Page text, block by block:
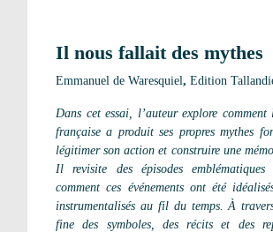
Il nous fallait des mythes
Emmanuel de Waresquiel, Edition
Dans cet essai, l’auteur explore
française a produit ses propres mythes
légitimer son action et construire une
Il revisite des épisodes
comment ces événements ont été
instrumentalisés au fil du temps. À
fine des symboles, des récits et des